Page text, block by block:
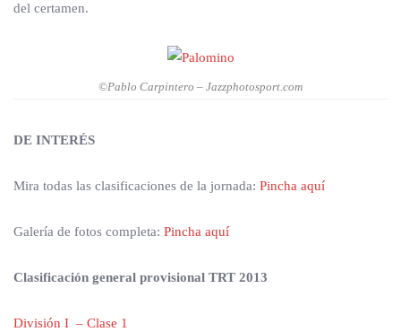
del certamen.
©Pablo Carpintero – Jazzphotosport.com
DE INTERÉS
Mira todas las clasificaciones de la jornada: Pincha aquí
Galería de fotos completa: Pincha aquí
Clasificación general provisional TRT 2013
División I – Clase 1